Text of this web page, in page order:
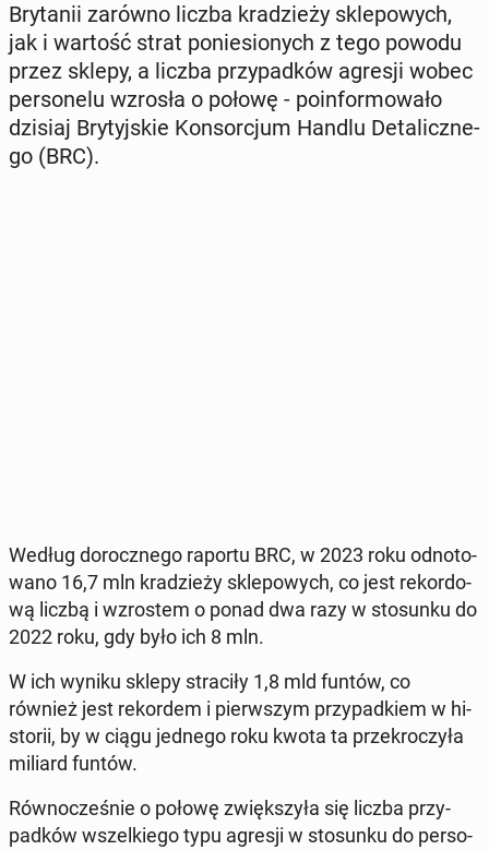
Bry­ta­nii zarówno liczba kra­dzie­ży skle­po­wych,
jak i wartość strat po­nie­sio­nych z tego powodu
przez sklepy, a liczba przy­pad­ków agresji wobec
per­so­ne­lu wzrosła o połowę - po­in­for­mo­wa­ło
dzisiaj Bry­tyj­skie Kon­sor­cjum Handlu De­ta­licz­ne­
go (BRC).
Według do­rocz­ne­go raportu BRC, w 2023 roku od­no­to­
wa­no 16,7 mln kra­dzie­ży skle­po­wych, co jest re­kor­do­
wą liczbą i wzro­stem o ponad dwa razy w sto­sun­ku do
2022 roku, gdy było ich 8 mln.
W ich wyniku sklepy stra­ci­ły 1,8 mld funtów, co
również jest re­kor­dem i pierw­szym przy­pad­kiem w hi­
sto­rii, by w ciągu jednego roku kwota ta prze­kro­czy­ła
miliard funtów.
Rów­no­cze­śnie o połowę zwięk­szy­ła się liczba przy­
pad­ków wszel­kie­go typu agresji w sto­sun­ku do per­so­